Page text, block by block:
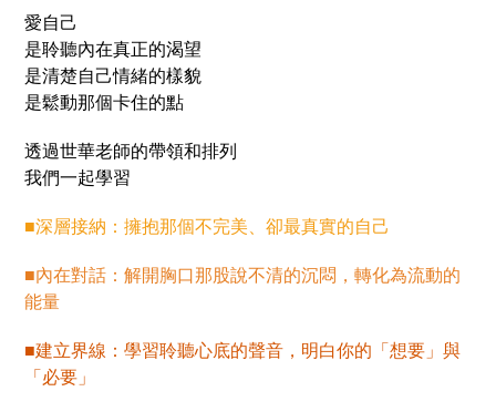
愛自己
是聆聽內在真正的渴望
是清楚自己情緒的樣貌
是鬆動那個卡住的點
透過世華老師的帶領和排列
我們一起學習
■深層接納：擁抱那個不完美、卻最真實的自己
■內在對話：解開胸口那股說不清的沉悶，轉化為流動的
能量
■建立界線：學習聆聽心底的聲音，明白你的「想要」與
「必要」